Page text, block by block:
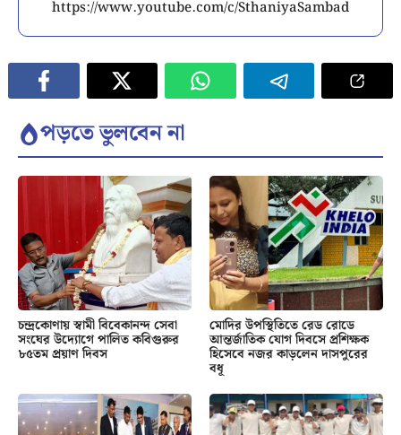
https://www.youtube.com/c/SthaniyaSambad
পড়তে ভুলবেন না
চন্দ্রকোণায় স্বামী বিবেকানন্দ সেবা
সংঘের উদ্যোগে পালিত কবিগুরুর
৮৫তম প্রয়াণ দিবস
মোদির উপস্থিতিতে রেড রোডে
আন্তর্জাতিক যোগ দিবসে প্রশিক্ষক
হিসেবে নজর কাড়লেন দাসপুরের
বধূ